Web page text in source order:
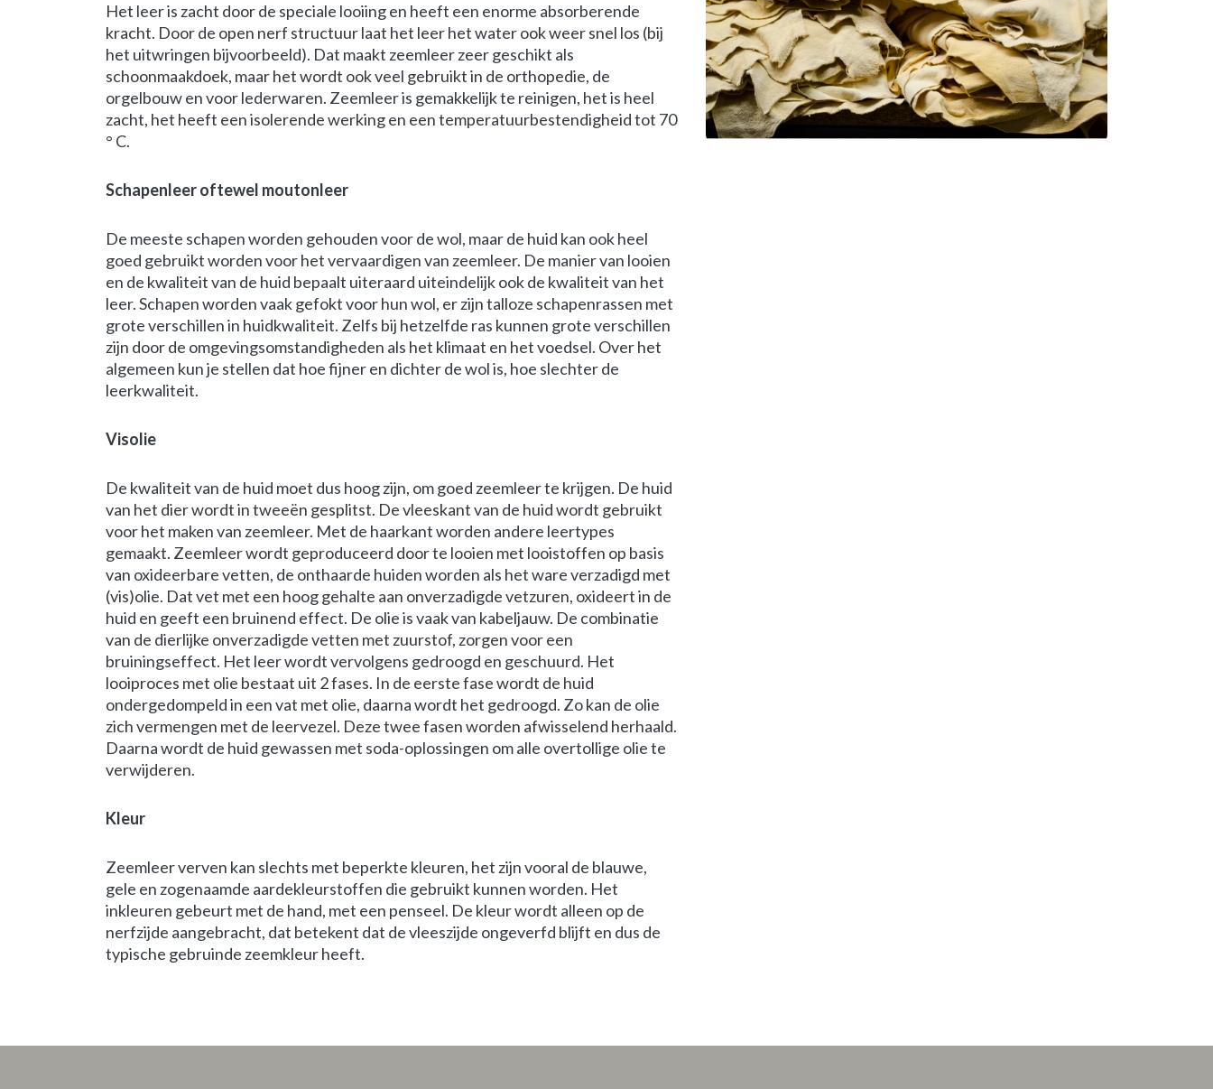
Het leer is zacht door de speciale looiing en heeft een enorme absorberende
kracht. Door de open nerf structuur laat het leer het water ook weer snel los (bij
het uitwringen bijvoorbeeld). Dat maakt zeemleer zeer geschikt als
schoonmaakdoek, maar het wordt ook veel gebruikt in de orthopedie, de
orgelbouw en voor lederwaren. Zeemleer is gemakkelijk te reinigen, het is heel
zacht, het heeft een isolerende werking en een temperatuurbestendigheid tot 70
° C.
Schapenleer oftewel moutonleer
De meeste schapen worden gehouden voor de wol, maar de huid kan ook heel
goed gebruikt worden voor het vervaardigen van zeemleer. De manier van looien
en de kwaliteit van de huid bepaalt uiteraard uiteindelijk ook de kwaliteit van het
leer. Schapen worden vaak gefokt voor hun wol, er zijn talloze schapenrassen met
grote verschillen in huidkwaliteit. Zelfs bij hetzelfde ras kunnen grote verschillen
zijn door de omgevingsomstandigheden als het klimaat en het voedsel. Over het
algemeen kun je stellen dat hoe fijner en dichter de wol is, hoe slechter de
leerkwaliteit.
Visolie
De kwaliteit van de huid moet dus hoog zijn, om goed zeemleer te krijgen. De huid
van het dier wordt in tweeën gesplitst. De vleeskant van de huid wordt gebruikt
voor het maken van zeemleer. Met de haarkant worden andere leertypes
gemaakt. Zeemleer wordt geproduceerd door te looien met looistoffen op basis
van oxideerbare vetten, de onthaarde huiden worden als het ware verzadigd met
(vis)olie. Dat vet met een hoog gehalte aan onverzadigde vetzuren, oxideert in de
huid en geeft een bruinend effect. De olie is vaak van kabeljauw. De combinatie
van de dierlijke onverzadigde vetten met zuurstof, zorgen voor een
bruiningseffect. Het leer wordt vervolgens gedroogd en geschuurd. Het
looiproces met olie bestaat uit 2 fases. In de eerste fase wordt de huid
ondergedompeld in een vat met olie, daarna wordt het gedroogd. Zo kan de olie
zich vermengen met de leervezel. Deze twee fasen worden afwisselend herhaald.
Daarna wordt de huid gewassen met soda-oplossingen om alle overtollige olie te
verwijderen.
Kleur
Zeemleer verven kan slechts met beperkte kleuren, het zijn vooral de blauwe,
gele en zogenaamde aardekleurstoffen die gebruikt kunnen worden. Het
inkleuren gebeurt met de hand, met een penseel. De kleur wordt alleen op de
nerfzijde aangebracht, dat betekent dat de vleeszijde ongeverfd blijft en dus de
typische gebruinde zeemkleur heeft.